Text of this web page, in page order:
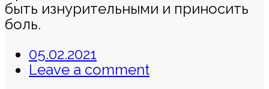
быть изнурительными и приносить
боль.
05.02.2021
Leave a comment